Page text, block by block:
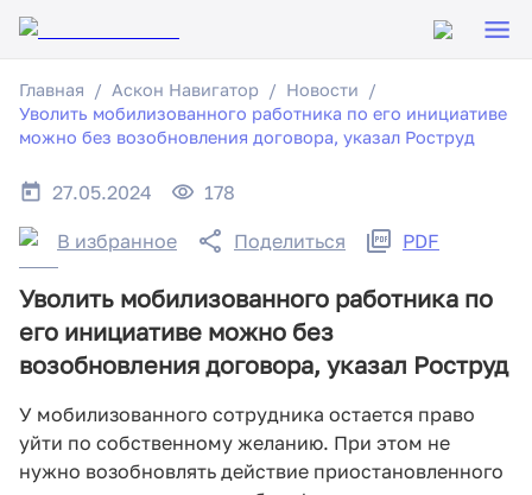
Главная Аскон Навигатор
Новости
Уволить мобилизованного работника по его инициативе
можно без возобновления договора, указал Роструд
27.05.2024 178
В избранное Поделиться PDF
Уволить мобилизованного работника по
его инициативе можно без
возобновления договора, указал Роструд
У мобилизованного сотрудника остается право
уйти по собственному желанию. При этом не
нужно возобновлять действие приостановленного